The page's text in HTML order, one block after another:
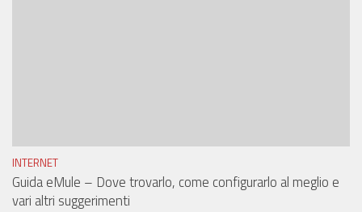
INTERNET
Guida eMule – Dove trovarlo, come configurarlo al meglio e
vari altri suggerimenti